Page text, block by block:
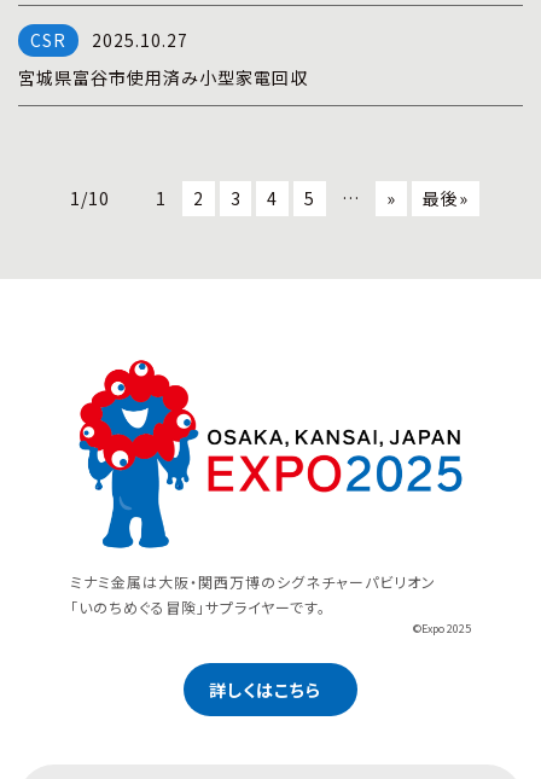
2025.10.27
宮城県富谷市使用済み小型家電回収
1/10 1 2 3 4 5 … » 最後»
ミナミ金属は大阪・関西万博のシグネチャーパビリオン
「いのちめぐる冒険」サプライヤーです。
©Expo 2025
詳しくはこちら